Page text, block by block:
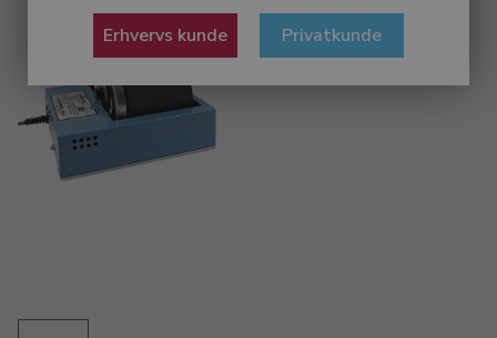
Erhvervs kunde Privatkunde